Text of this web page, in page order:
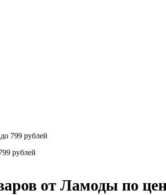
799 рублей
от Ламоды по